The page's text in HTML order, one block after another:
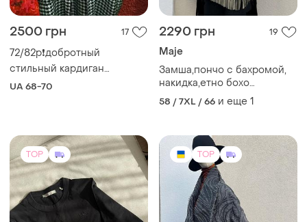
2500 грн 17
72/82р❗добротный
стильный кардиган
большого р/спортшик
UA 68-70
2290 грн 19
Maje
Замша,пончо с бахромой,
накидка,етно бохо
стиль,maje , премиум
бренд,mage,
58 / 7XL / 66 и еще 1
TOP TOP